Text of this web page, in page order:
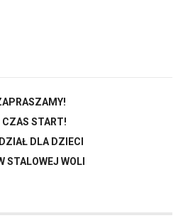
CZAS START!
DLA DZIECI
STALOWEJ WOLI